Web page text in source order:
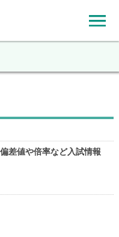
差値や倍率など入試情報